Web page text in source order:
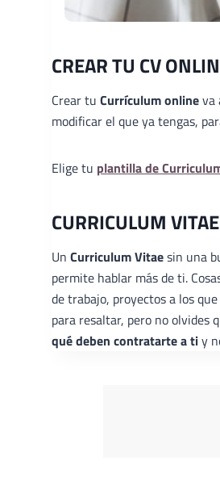
CREAR TU CV
Crear tu Currículum onlineva
modificar el que ya tengas,
Elige tu plantilla de
CURRICULUM
Un Curriculum Vitaesin una
permite hablar más de ti.
de trabajo, proyectos a los
para resaltar, pero no olvides
qué deben contratarte a tiy